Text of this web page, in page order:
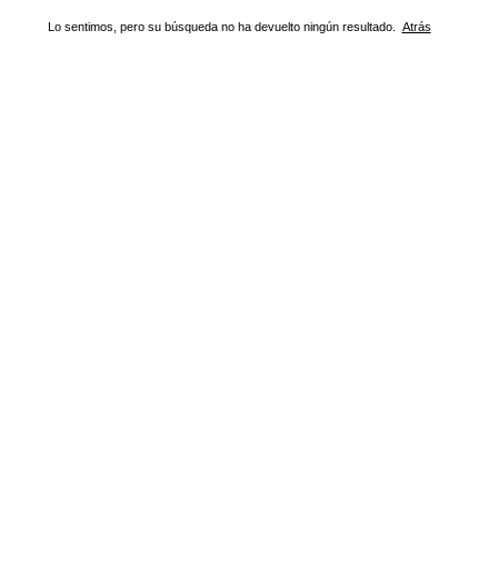
Lo sentimos, pero su búsqueda no ha devuelto ningún resultado. Atrás